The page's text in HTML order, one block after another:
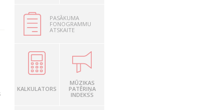
PASĀKUMA
FONOGRAMMU
ATSKAITE
KALKULATORS
MŪZIKAS
PATĒRIŅA
INDEKSS